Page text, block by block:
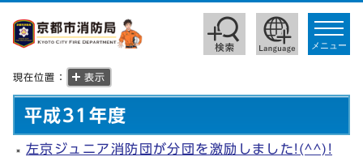
toggle
メニュー
現在位置： 表示
平成31年度
左京ジュニア消防団が分団を激励しました!(^^)!